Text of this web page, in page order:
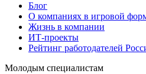
Блог
О компаниях в игровой
Жизнь в компании
ИТ-проекты
Рейтинг работодателей
Молодым специалистам